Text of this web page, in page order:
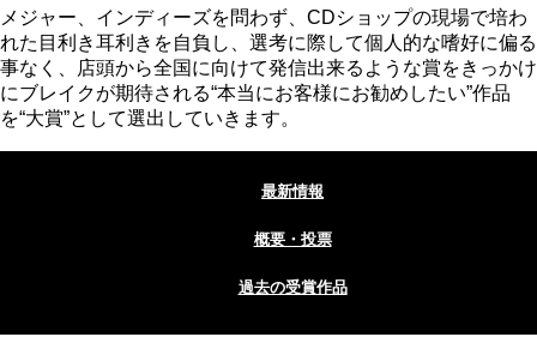
メジャー、インディーズを問わず、CDショップの現場で培わ
れた目利き耳利きを自負し、選考に際して個人的な嗜好に偏る
事なく、店頭から全国に向けて発信出来るような賞をきっかけ
にブレイクが期待される“本当にお客様にお勧めしたい”作品
を“大賞”として選出していきます。
最新情報
概要・投票
過去の受賞作品